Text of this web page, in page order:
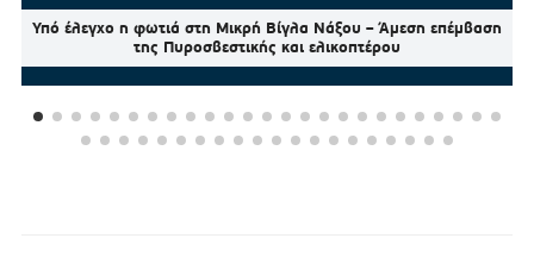
Υπό έλεγχο η φωτιά στη Μικρή Βίγλα Νάξου – Άμεση επέμβαση
της Πυροσβεστικής και ελικοπτέρου